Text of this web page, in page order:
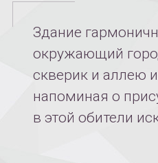
Здание
окружающий
скверик и аллею
напоминая о
в этой обители